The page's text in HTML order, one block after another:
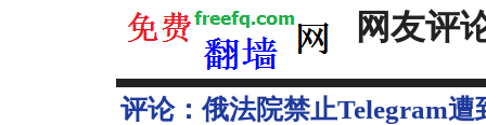
网友评
评论：俄法院禁止Telegram